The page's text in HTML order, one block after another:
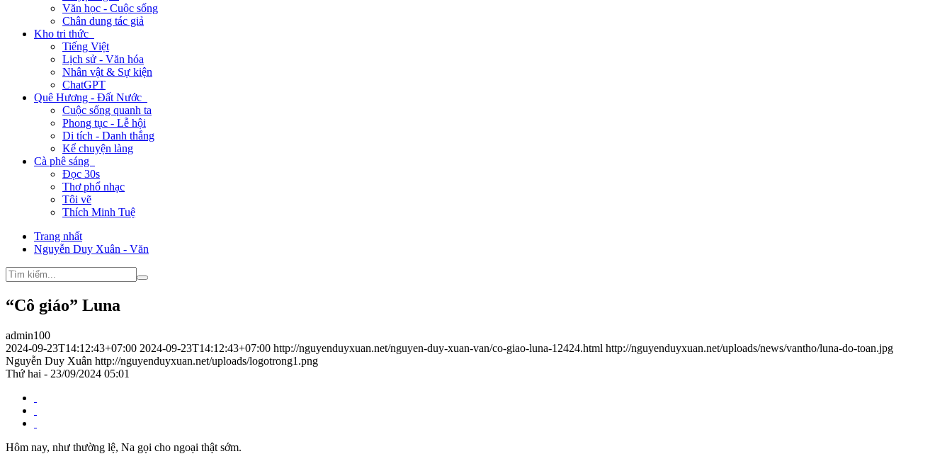
Văn học - Cuộc sống
Chân dung tác giả
Kho tri thức
Tiếng Việt
Lịch sử - Văn hóa
Nhân vật & Sự kiện
ChatGPT
Quê Hương - Đất Nước
Cuộc sống quanh ta
Phong tục - Lễ hội
Di tích - Danh thắng
Kể chuyện làng
Cà phê sáng
Đọc 30s
Thơ phổ nhạc
Tôi vẽ
Thích Minh Tuệ
Trang nhất
Nguyễn Duy Xuân - Văn
“Cô giáo” Luna
admin100
2024-09-23T14:12:43+07:00 2024-09-23T14:12:43+07:00 http://nguyenduyxuan.net/nguyen-duy-xuan-van/co-giao-luna-12424.html http://nguyenduyxuan.net/uploads/news/vantho/luna-do-toan.jpg
Nguyễn Duy Xuân http://nguyenduyxuan.net/uploads/logotrong1.png
Thứ hai - 23/09/2024 05:01
Hôm nay, như thường lệ, Na gọi cho ngoại thật sớm.